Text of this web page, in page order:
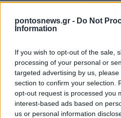
pontosnews.gr - Do Not
Information
If you wish to opt-out of the sale,
processing of your personal or
targeted advertising by us,
section to confirm your selection.
opt-out request is processed you
interest-based ads based on
us or personal information
επιζήσασες